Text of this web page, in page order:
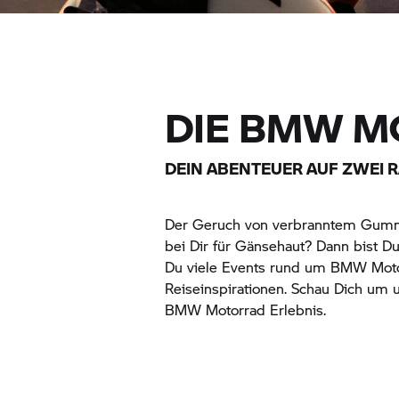
DIE BMW
DEIN ABENTEUER AUF ZWEI
Der Geruch von verbranntem
bei Dir für Gänsehaut? Dann bist
Du viele Events rund um BMW
Reiseinspirationen. Schau Dich
BMW Motorrad Erlebnis.